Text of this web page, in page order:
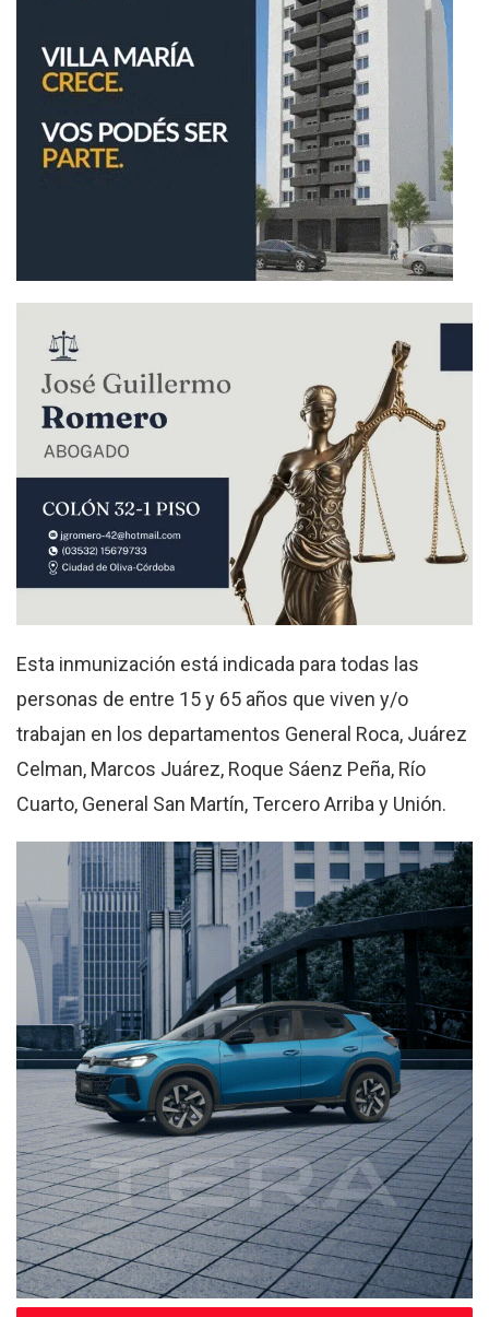
Esta inmunización está indicada para todas las
personas de entre 15 y 65 años que viven y/o
trabajan en los departamentos General Roca, Juárez
Celman, Marcos Juárez, Roque Sáenz Peña, Río
Cuarto, General San Martín, Tercero Arriba y Unión.